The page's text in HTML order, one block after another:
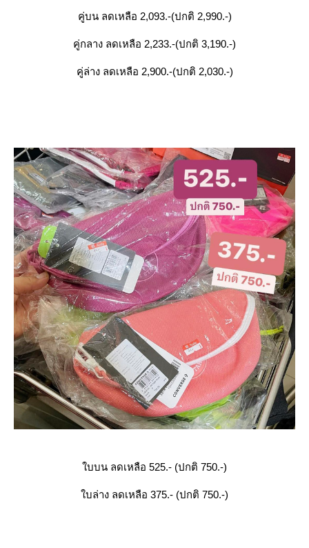
คู่บน ลดเหลือ 2,093.-(ปกติ 2,990.-)
คู่กลาง ลดเหลือ 2,233.-(ปกติ 3,190.-)
คู่ล่าง ลดเหลือ 2,900.-(ปกติ 2,030.-)
บบน ลดเหลือ 525.- (ปกติ 750.-)
บล่าง ลดเหลือ 375.- (ปกติ 750.-)